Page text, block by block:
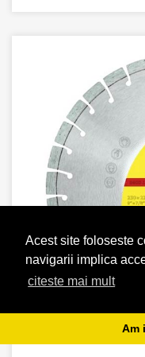
Acest site foloseste
navigarii implica
citeste mai mult
Am
DISCURI DE TAIERE